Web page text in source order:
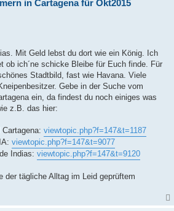
in Cartagena für Okt2015
Mit Geld lebst du dort wie ein König. Ich
ob ich´ne schicke Bleibe für Euch finde. Für
Stadtbild, fast wie Havana. Viele
Gebe in der Suche vom
ein, da findest du noch einiges was
z.B. das hier:
viewtopic.php?f=147&t=1187
viewtopic.php?f=147&t=9077
Indias: viewtopic.php?f=147&t=9120
der tägliche Alltag im Leid geprüftem